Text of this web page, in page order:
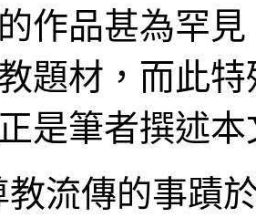
作品甚為罕
題材，而此
是筆者撰述
傳的事蹟於